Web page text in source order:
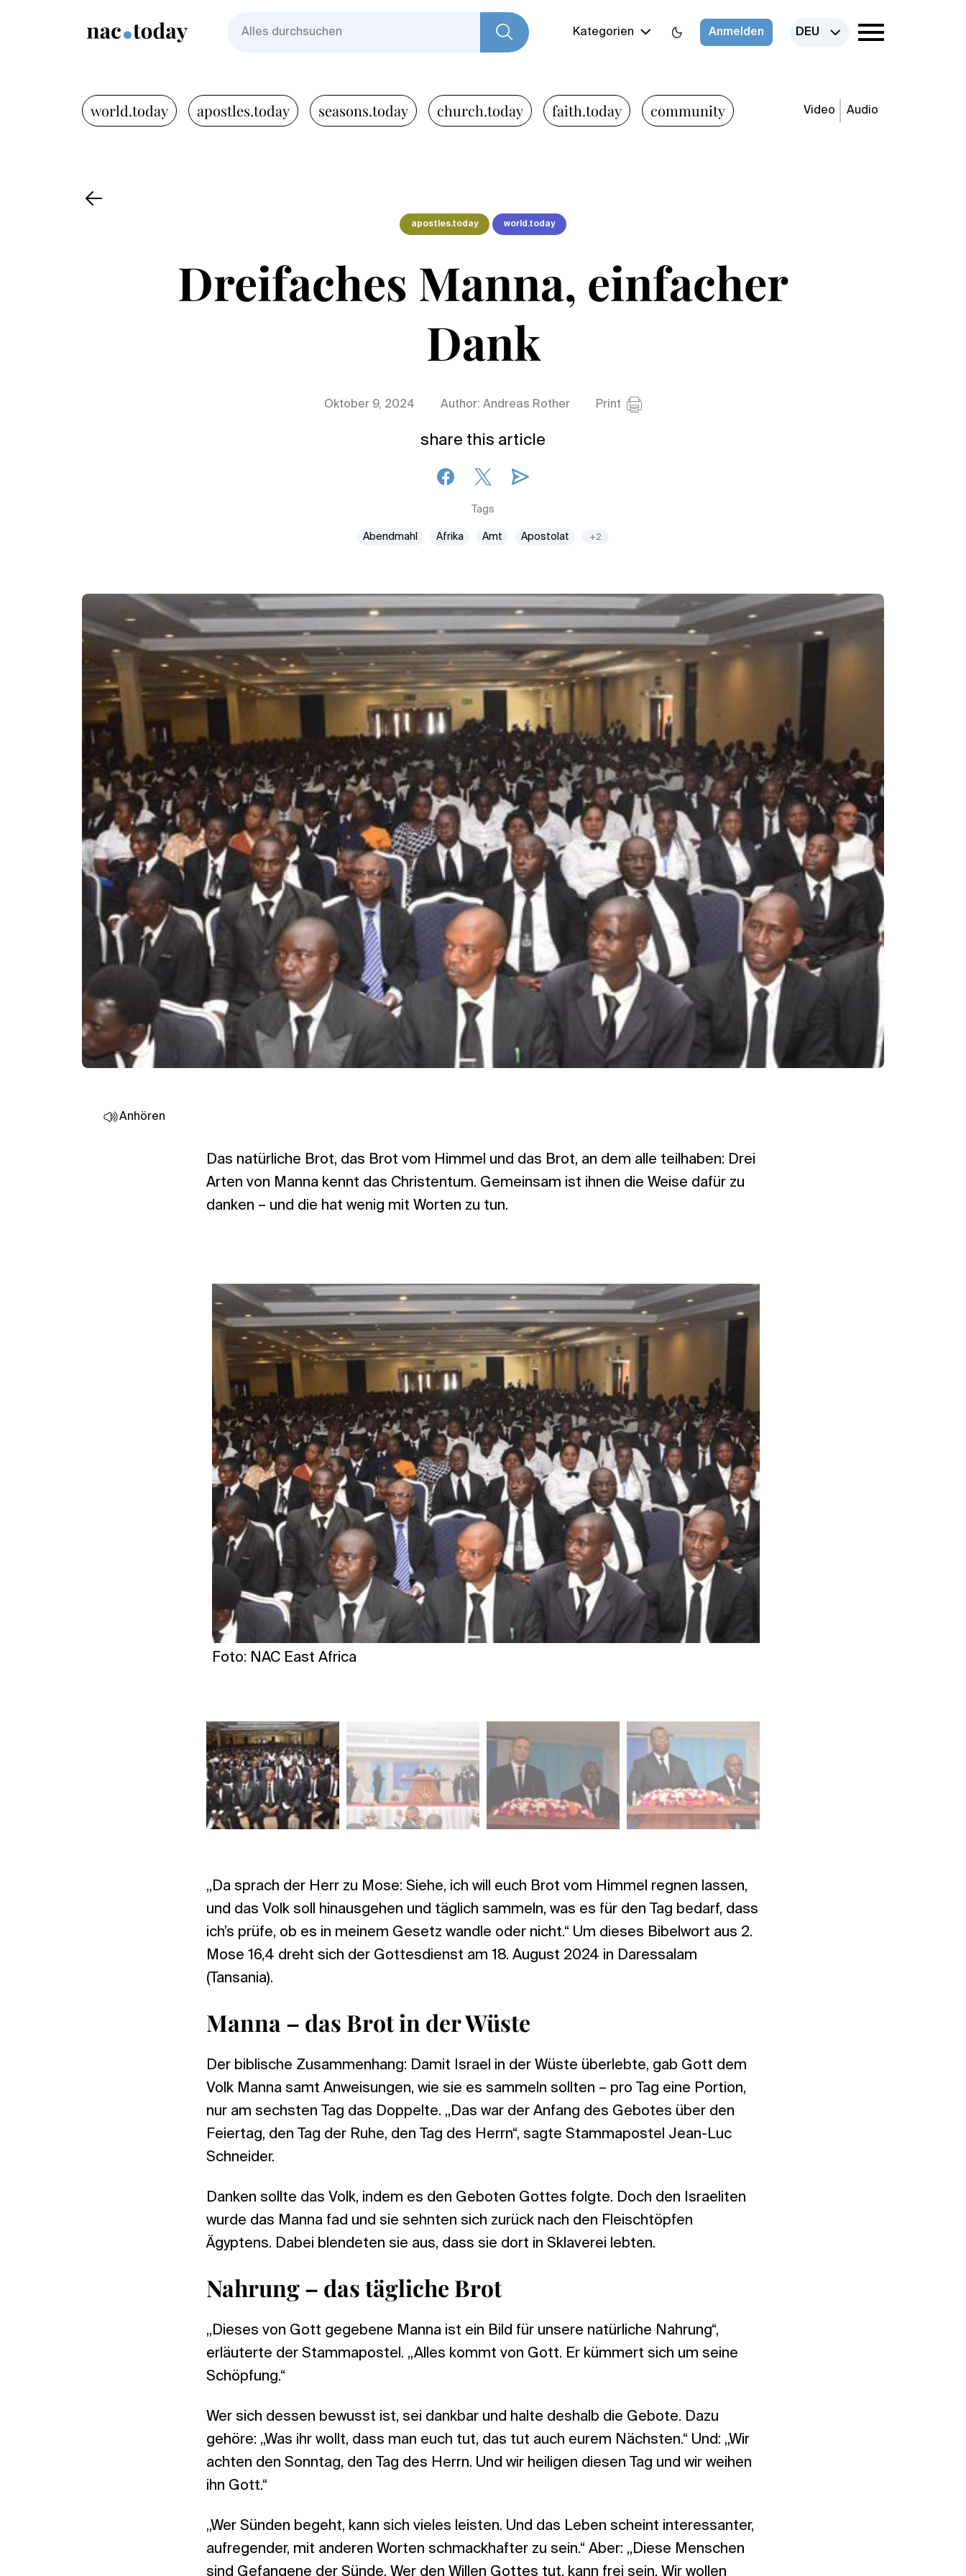
Kategorien Anmelden DEU
world.today apostles.today seasons.today church.today faith.today community Video Audio
apostles.today world.today
Dreifaches Manna, einfacher
Dank
Oktober 9, 2024 Author: Andreas Rother Print
share this article
Tags
Abendmahl Afrika Amt Apostolat +2
Anhören
Das natürliche Brot, das Brot vom Himmel und das Brot, an dem alle teilhaben: Drei
Arten von Manna kennt das Christentum. Gemeinsam ist ihnen die Weise dafür zu
danken – und die hat wenig mit Worten zu tun.
Foto: NAC East Africa
„Da sprach der Herr zu Mose: Siehe, ich will euch Brot vom Himmel regnen lassen,
und das Volk soll hinausgehen und täglich sammeln, was es für den Tag bedarf, dass
ich’s prüfe, ob es in meinem Gesetz wandle oder nicht.“ Um dieses Bibelwort aus 2.
Mose 16,4 dreht sich der Gottesdienst am 18. August 2024 in Daressalam
(Tansania).
Manna – das Brot in der Wüste
Der biblische Zusammenhang: Damit Israel in der Wüste überlebte, gab Gott dem
Volk Manna samt Anweisungen, wie sie es sammeln sollten – pro Tag eine Portion,
nur am sechsten Tag das Doppelte. „Das war der Anfang des Gebotes über den
Feiertag, den Tag der Ruhe, den Tag des Herrn“, sagte Stammapostel Jean-Luc
Schneider.
Danken sollte das Volk, indem es den Geboten Gottes folgte. Doch den Israeliten
wurde das Manna fad und sie sehnten sich zurück nach den Fleischtöpfen
Ägyptens. Dabei blendeten sie aus, dass sie dort in Sklaverei lebten.
Nahrung – das tägliche Brot
„Dieses von Gott gegebene Manna ist ein Bild für unsere natürliche Nahrung“,
erläuterte der Stammapostel. „Alles kommt von Gott. Er kümmert sich um seine
Schöpfung.“
Wer sich dessen bewusst ist, sei dankbar und halte deshalb die Gebote. Dazu
gehöre: „Was ihr wollt, dass man euch tut, das tut auch eurem Nächsten.“ Und: „Wir
achten den Sonntag, den Tag des Herrn. Und wir heiligen diesen Tag und wir weihen
ihn Gott.“
„Wer Sünden begeht, kann sich vieles leisten. Und das Leben scheint interessanter,
aufregender, mit anderen Worten schmackhafter zu sein.“ Aber: „Diese Menschen
sind Gefangene der Sünde. Wer den Willen Gottes tut, kann frei sein. Wir wollen